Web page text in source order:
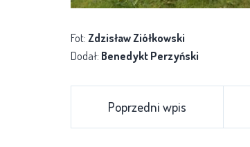
Fot: Zdzisław Ziółkowski
Dodał: Benedykt Perzyński
Poprzedni wpis